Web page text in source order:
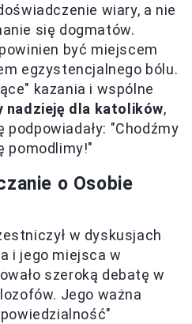
wiary, a nie
się dogmatów.
być miejscem
egzystencjalnego bólu.
kazania i wspólne
nadzieję dla katolików,
podpowiadały: "Chodźmy
pomodlimy!"
o Osobie
w dyskusjach
i jego miejsca w
szeroką debatę w
Jego ważna